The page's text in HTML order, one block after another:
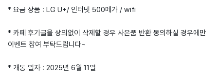
* 요금 상품 : LG U+/ 인터넷 500메가 / wifi
* 카페 후기글을 상의없이 삭제할 경우 사은품 반환 동의하실 경우에만
이벤트 참여 부탁드립니다~
* 개통 일자 : 2025년 6월 11일